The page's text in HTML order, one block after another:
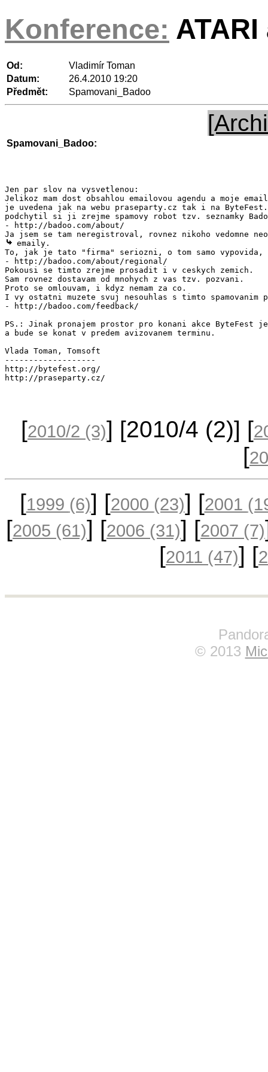
Konference:
Od:
Vladimír Toman
Datum:
26.4.2010 19:20
Předmět:
Spamovani_Badoo
Spamovani_Badoo:
Jen par slov na vysvetlenou:
Jelikoz mam dost obsahlou emailovou agendu a moje
je uvedena jak na webu praseparty.cz tak i na
podchytil si ji zrejme spamovy robot tzv. seznamky
- http://badoo.com/about/
emaily.
To, jak je tato "firma" seriozni, o tom samo
- http://badoo.com/about/regional/
Pokousi se timto zrejme prosadit i v ceskych zemich.
Sam rovnez dostavam od mnohych z vas tzv. pozvani.
Proto se omlouvam, i kdyz nemam za co.
I vy ostatni muzete svuj nesouhlas s timto
- http://badoo.com/feedback/
PS.: Jinak pronajem prostor pro konani akce
a bude se konat v predem avizovanem terminu.
Vlada Toman, Tomsoft
-------------------
http://bytefest.org/
[2010/2 (3)] [2010/4 (2)] [
[
[1999 (6)] [2000 (23)] [2001
[2005 (61)] [2006 (31)] [2007 (7)
[2011 (47)] [
© 2013